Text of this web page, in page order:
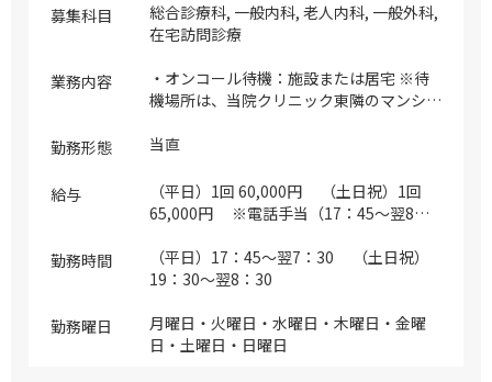
募集科目
総合診療科, 一般内科, 老人内科, 一般外科,
在宅訪問診療
業務内容
・オンコール待機：施設または居宅 ※待
機場所は、当院クリニック東隣のマンショ
TV、トイレ、シャワー、洗面台、ポッ
お住まいの場合は自宅待機も相談可（明確
な基準がないためまずは面談でご相談くだ
は必須です） ※往診時は、原則として看
護師（※一部ドライバー）と2名で法人車
間のオンコール待機医師として、1st対応
の看護師から相談を受け必要に応じて往診
勤務形態 当直
給与
（平日）1回 60,000円 （土日祝）1回
65,000円 ※電話手当（17：45～翌8：
回（17：45～21：59・6：00～8：45）、
15,000円/回（22：00～翌5：59） ※勤務
※勤務曜日による給与変動なし
勤務時間
（平日）17：45～翌7：30 （土日祝）
19：30～翌8：30
勤務曜日
月曜日・火曜日・水曜日・木曜日・金曜
日・土曜日・日曜日